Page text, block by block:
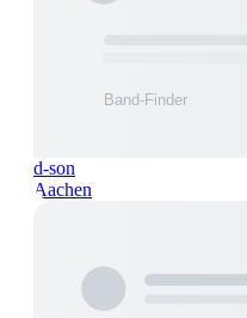
d-son
Aachen